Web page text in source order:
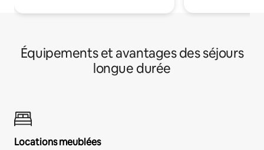
Équipements et avantages des séjours
longue durée
Locations meublées